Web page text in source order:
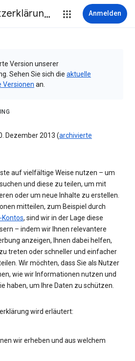
Datenschutzerklärung & Nutzungsbedingungen Anmelden
Version unserer
Sehen Sie sich die aktuelle
Versionen an.
Dezember 2013 (archivierte
auf vielfältige Weise nutzen – um
und diese zu teilen, um mit
oder um neue Inhalte zu erstellen.
mitteilen, zum Beispiel durch
Kontos, sind wir in der Lage diese
– indem wir Ihnen relevantere
anzeigen, Ihnen dabei helfen,
treten oder schneller und einfacher
Wir möchten, dass Sie als Nutzer
wie wir Informationen nutzen und
haben, um Ihre Daten zu schützen.
wird erläutert:
wir erheben und aus welchem